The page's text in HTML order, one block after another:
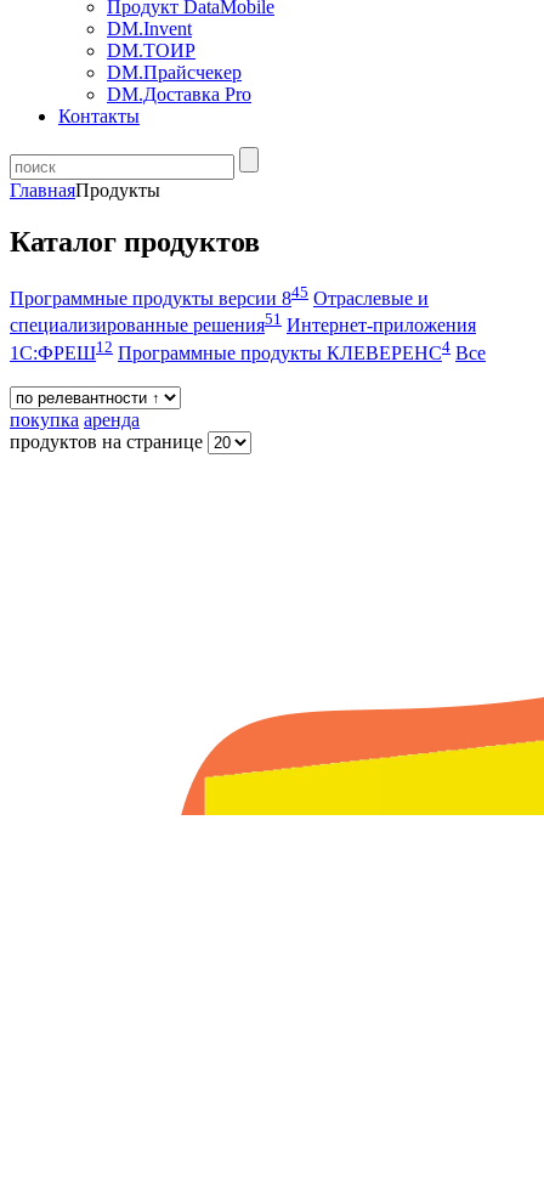
Продукт DataMobile
DM.Invent
DM.ТОИР
DM.Прайсчекер
DM.Доставка Pro
Контакты
ГлавнаяПродукты
Каталог продуктов
Программные продукты версии 845 Отраслевые и
специализированные решения51 Интернет-приложения
1С:ФРЕШ12 Программные продукты КЛЕВЕРЕНС4 Все
покупка аренда
продуктов на странице